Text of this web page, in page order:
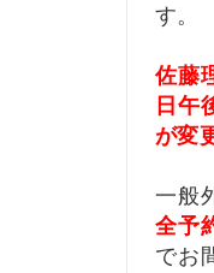
す。
佐藤
日午
が変
一般
全予
でお